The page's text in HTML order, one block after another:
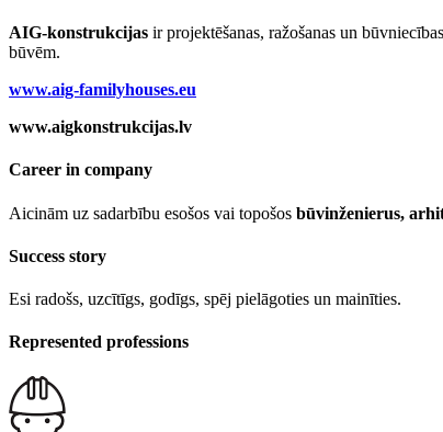
AIG-konstrukcijas ir projektēšanas, ražošanas un
būvēm.
www.aig-familyhouses.eu
www.aigkonstrukcijas.lv
Career in company
Aicinām uz sadarbību esošos vai topošos būvinženierus,
Success story
Esi radošs, uzcītīgs, godīgs, spēj pielāgoties un mainīties.
Represented professions